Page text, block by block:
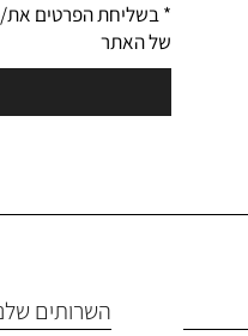
* בשליחת הפרטים
של האתר
השרותים